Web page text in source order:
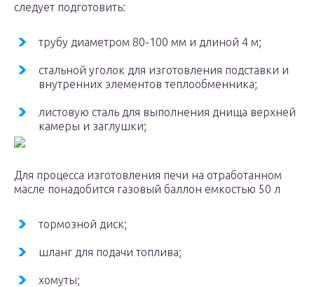
следует подготовить:
трубу диаметром 80-100 мм и длиной 4 м;
стальной уголок для изготовления подставки и
внутренних элементов теплообменника;
листовую сталь для выполнения днища верхней
камеры и заглушки;
Для процесса изготовления печи на отработанном
масле понадобится газовый баллон емкостью 50 л
тормозной диск;
шланг для подачи топлива;
хомуты;